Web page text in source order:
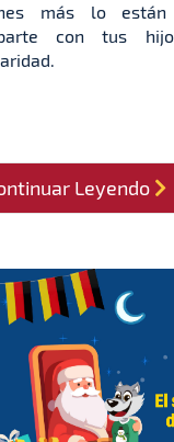
más lo están
con tus
Leyendo